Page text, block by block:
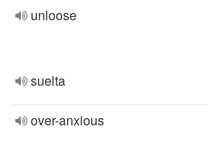
unloose
suelta
over-anxious